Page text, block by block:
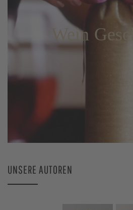
Wein
UNSERE AUTOREN